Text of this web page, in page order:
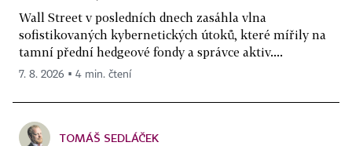
Wall Street v posledních dnech zasáhla vlna
sofistikovaných kybernetických útoků, které mířily na
tamní přední hedgeové fondy a správce aktiv....
7. 8. 2026 ▪ 4 min. čtení
TOMÁŠ SEDLÁČEK